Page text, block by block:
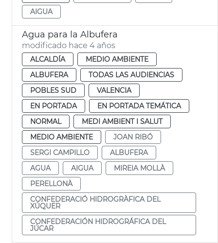
AIGUA
Agua para la Albufera
modificado hace 4 años
ALCALDÍA
MEDIO AMBIENTE
ALBUFERA
TODAS LAS AUDIENCIAS
POBLES SUD
VALENCIA
EN PORTADA
EN PORTADA TEMÁTICA
NORMAL
MEDI AMBIENT I SALUT
MEDIO AMBIENTE
JOAN RIBÓ
SERGI CAMPILLO
ALBUFERA
AGUA
AIGUA
MIREIA MOLLÀ
PERELLONÀ
CONFEDERACIÓ HIDROGRÀFICA DEL
XÚQUER
CONFEDERACIÓN HIDROGRÁFICA DEL
JÚCAR